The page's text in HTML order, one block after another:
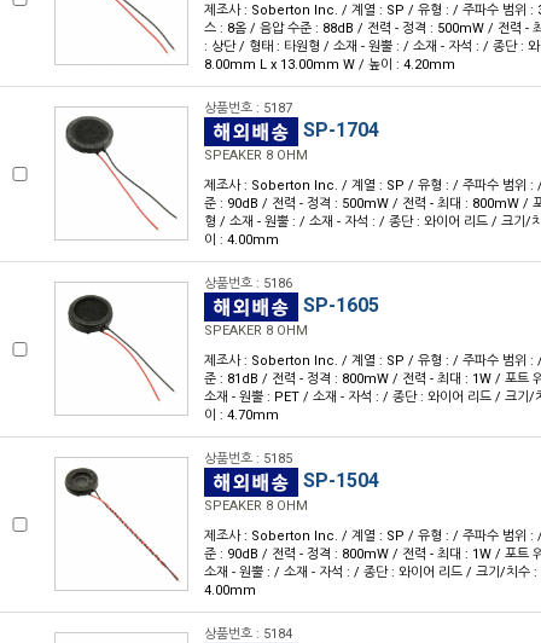
제조사 : Soberton Inc. / 계열 : SP / 유형 : / 주파수 범위 :
스 : 8옴 / 음압 수준 : 88dB / 전력 - 정격 : 500mW / 전력 -
: 상단 / 형태 : 타원형 / 소재 - 원뿔 : / 소재 - 자석 : / 종단 :
8.00mm L x 13.00mm W / 높이 : 4.20mm
상품번호 : 5187
SP-1704
SPEAKER 8 OHM
제조사 : Soberton Inc. / 계열 : SP / 유형 : / 주파수 범위 :
준 : 90dB / 전력 - 정격 : 500mW / 전력 - 최대 : 800mW /
형 / 소재 - 원뿔 : / 소재 - 자석 : / 종단 : 와이어 리드 / 크기
이 : 4.00mm
상품번호 : 5186
SP-1605
SPEAKER 8 OHM
제조사 : Soberton Inc. / 계열 : SP / 유형 : / 주파수 범위 :
준 : 81dB / 전력 - 정격 : 800mW / 전력 - 최대 : 1W / 포트
소재 - 원뿔 : PET / 소재 - 자석 : / 종단 : 와이어 리드 / 크
이 : 4.70mm
상품번호 : 5185
SP-1504
SPEAKER 8 OHM
제조사 : Soberton Inc. / 계열 : SP / 유형 : / 주파수 범위 :
준 : 90dB / 전력 - 정격 : 800mW / 전력 - 최대 : 1W / 포트
소재 - 원뿔 : / 소재 - 자석 : / 종단 : 와이어 리드 / 크기/치
4.00mm
상품번호 : 5184